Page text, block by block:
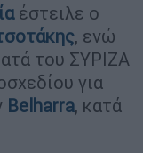
έστειλε ο
, ενώ
του ΣΥΡΙΖΑ
για
Belharra, κατά